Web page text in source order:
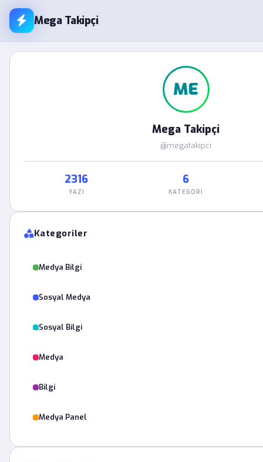
Mega Takipçi
ME
Mega Takipçi
@megatakipci
2316
YAZI
6
KATEGORI
Kategoriler
Medya Bilgi
Sosyal Medya
Sosyal Bilgi
Medya
Bilgi
Medya Panel